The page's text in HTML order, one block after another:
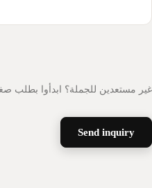
مستعدين للجملة؟ ابدأوا بطلب
Send inquiry